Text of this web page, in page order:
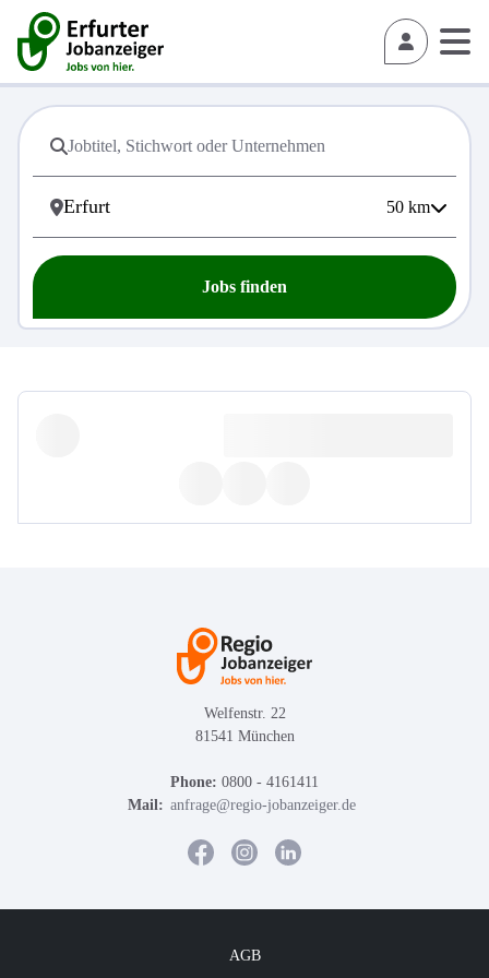
50 km
Jobs finden
Welfenstr. 22
81541 München
Phone: 0800 - 4161411
Mail: anfrage@regio-jobanzeiger.de
AGB